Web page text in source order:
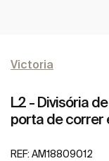
Victoria
L2 - Divisória
porta de correr
REF: AM18809012